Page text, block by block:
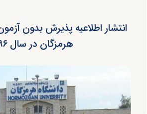
انتشار اطلاعیه پذیرش بدون
هرمزگان در سال ۹۶